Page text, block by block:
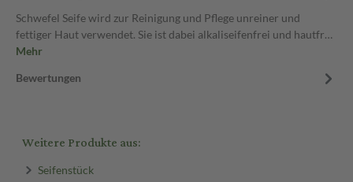
Schwefel Seife wird zur Reinigung und Pflege unreiner und
fettiger Haut verwendet. Sie ist dabei alkaliseifenfrei und hautfr…
Mehr
Bewertungen
Weitere Produkte aus:
Seifenstück